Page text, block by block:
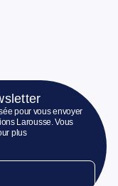
pour vous envoyer
Larousse. Vous
plus